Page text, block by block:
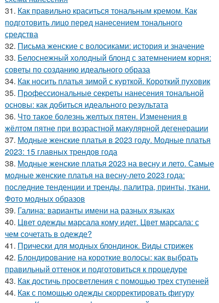
31. Как правильно краситься тональным кремом. Как
подготовить лицо перед нанесением тонального
средства
32. Письма женские с волосиками: история и значение
33. Белоснежный холодный блонд с затемнением корня:
советы по созданию идеального образа
34. Как носить платья зимой с курткой. Короткий пуховик
35. Профессиональные секреты нанесения тональной
основы: как добиться идеального результата
36. Что такое болезнь желтых пятен. Изменения в
жёлтом пятне при возрастной макулярной дегенерации
37. Модные женские платья в 2023 году. Модные платья
2023: 15 главных трендов года
38. Модные женские платья 2023 на весну и лето. Самые
модные женские платья на весну-лето 2023 года:
последние тенденции и тренды, палитра, принты, ткани.
Фото модных образов
39. Галина: варианты имени на разных языках
40. Цвет одежды марсала кому идет. Цвет марсала: с
чем сочетать в одежде?
41. Прически для модных блондинок. Виды стрижек
42. Блондирование на короткие волосы: как выбрать
правильный оттенок и подготовиться к процедуре
43. Как достичь просветления с помощью трех ступеней
44. Как с помощью одежды скорректировать фигуру